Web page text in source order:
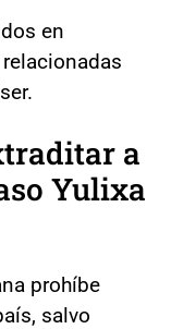
en
a
Yulixa
prohíbe
salvo